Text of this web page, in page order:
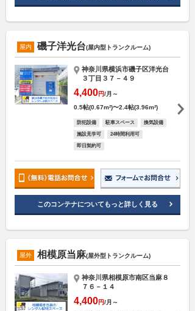
屋内 磯子洋光台(屋内型トランクルーム)
神奈川県横浜市磯子区洋光台
３丁目３７－４９
4,400円/月～
0.5帖(0.67m²)〜2.4帖(3.96m²)
防犯設備 駐車スペース 換気設備
施設見学可 24時間利用可
即日契約可
このコンテナについてもっと詳しく見る
屋外 相模原当麻(屋外型トランクルーム)
神奈川県相模原市南区当麻８
７６－１４
4,400円/月～